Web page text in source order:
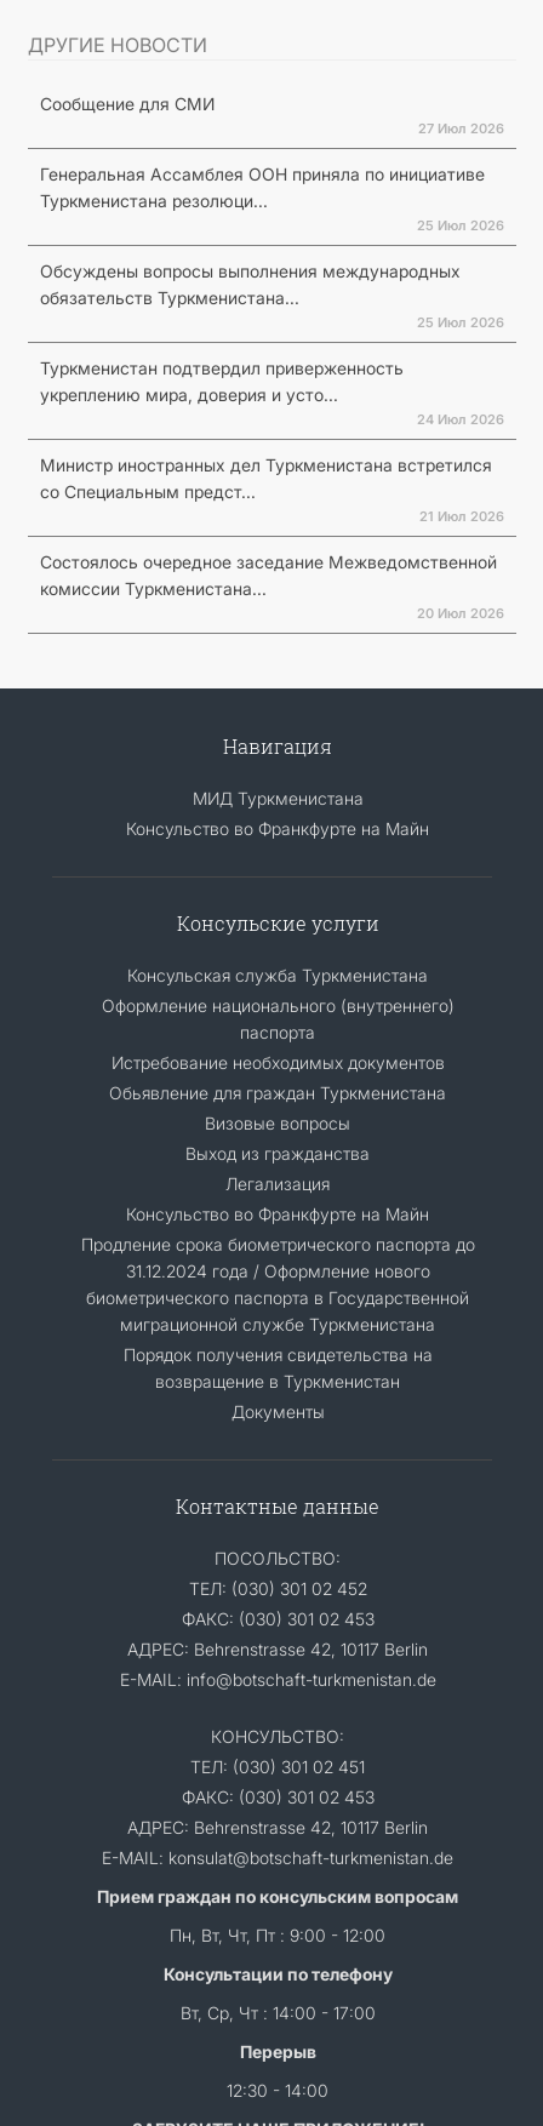
ДРУГИЕ НОВОСТИ
Сообщение для СМИ
27 Июл 2026
Генеральная Ассамблея ООН приняла по инициативе
Туркменистана резолюци...
25 Июл 2026
Обсуждены вопросы выполнения международных
обязательств Туркменистана...
25 Июл 2026
Туркменистан подтвердил приверженность
укреплению мира, доверия и усто...
24 Июл 2026
Министр иностранных дел Туркменистана встретился
со Специальным предст...
21 Июл 2026
Состоялось очередное заседание Межведомственной
комиссии Туркменистана...
20 Июл 2026
Навигация
МИД Туркменистана
Консульство во Франкфурте на Майн
Консульские услуги
Консульская служба Туркменистана
Оформление национального (внутреннего)
паспорта
Истребование необходимых документов
Обьявление для граждан Туркменистана
Визовые вопросы
Выход из гражданства
Легализация
Консульство во Франкфурте на Майн
Продление срока биометрического паспорта до
31.12.2024 года / Оформление нового
биометрического паспорта в Государственной
миграционной службе Туркменистана
Порядок получения свидетельства на
возвращение в Туркменистан
Документы
Контактные данные
ПОСОЛЬСТВО:
ТЕЛ: (030) 301 02 452
ФАКС: (030) 301 02 453
АДРЕС: Behrenstrasse 42, 10117 Berlin
E-MAIL: info@botschaft-turkmenistan.de
КОНСУЛЬСТВО:
ТЕЛ: (030) 301 02 451
ФАКС: (030) 301 02 453
АДРЕС: Behrenstrasse 42, 10117 Berlin
E-MAIL: konsulat@botschaft-turkmenistan.de
Прием граждан по консульским вопросам
Пн, Вт, Чт, Пт : 9:00 - 12:00
Консультации по телефону
Вт, Ср, Чт : 14:00 - 17:00
Перерыв
12:30 - 14:00